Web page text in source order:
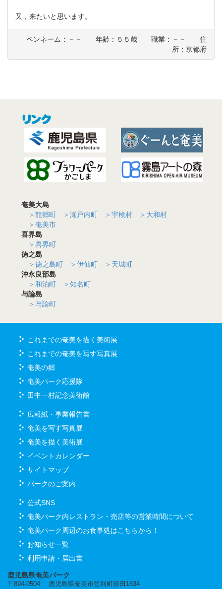
又，来たいと思います。
ペンネーム：－－ 年齢：５５歳 職業：－－ 住
所：京都府
奄美大島
＞龍郷町
＞瀬戸内町 ＞宇検村
＞大和村
＞奄美市
喜界島
＞喜界町
徳之島
＞徳之島町
＞伊仙町
＞天城町
沖永良部島
＞和泊町
＞知名町
与論島
＞与論町
これまでの奄美を描く美術展
これまでの奄美を写す写真展
奄美の郷
奄美パーク応援隊
田中一村記念美術館
広報紙・事業報告書
奄美を写す写真展
奄美を描く美術展
イベントカレンダー
サイトマップ
パークのご案内
公式SNS
奄美パーク内レストラン・売店等の営業時間について
奄美パーク周辺のお食事処はこちらから！
お知らせ一覧
利用申請・届出書
鹿児島県奄美パーク
〒894-0504 鹿児島県奄美市笠利町節田1834